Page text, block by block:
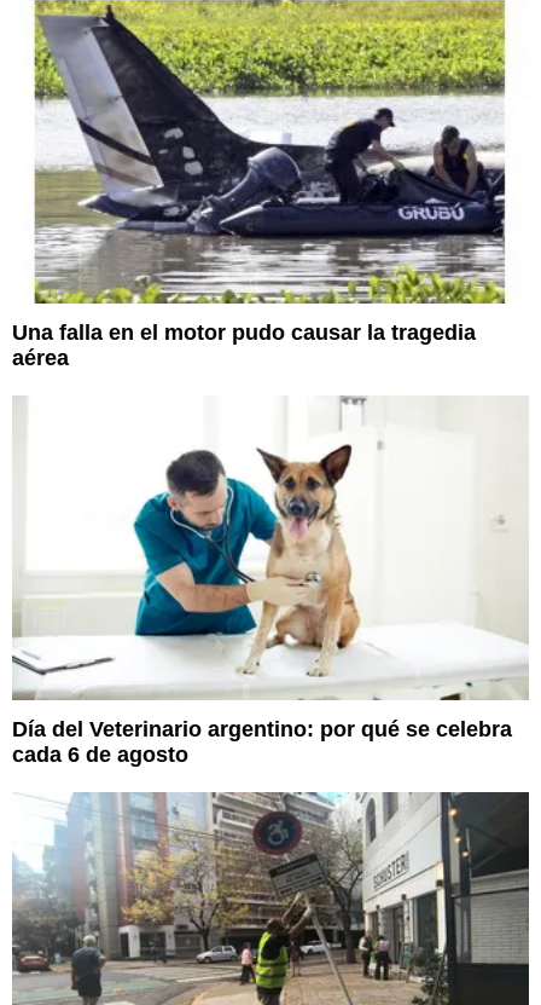
Una falla en el motor pudo causar la tragedia
aérea
Día del Veterinario argentino: por qué se celebra
cada 6 de agosto